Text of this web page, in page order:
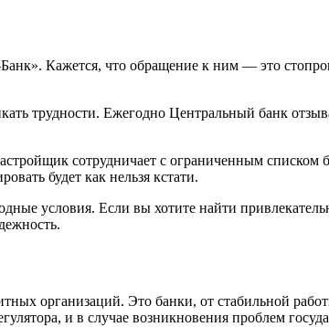
Кажется, что обращение к ним — это
трудности. Ежегодно Центральный банк
сотрудничает с ограниченным
будет как нельзя кстати.
условия. Если вы хотите найти
организаций. Это банки, от стабильной
и в случае возникновения проблем